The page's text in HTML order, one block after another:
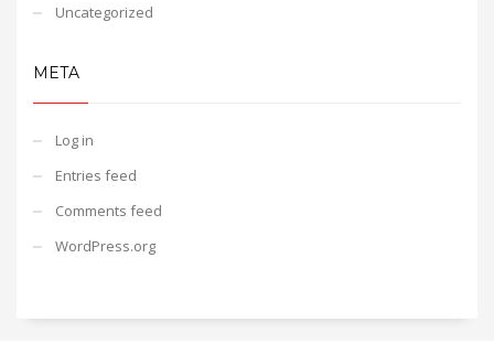
Uncategorized
META
Log in
Entries feed
Comments feed
WordPress.org